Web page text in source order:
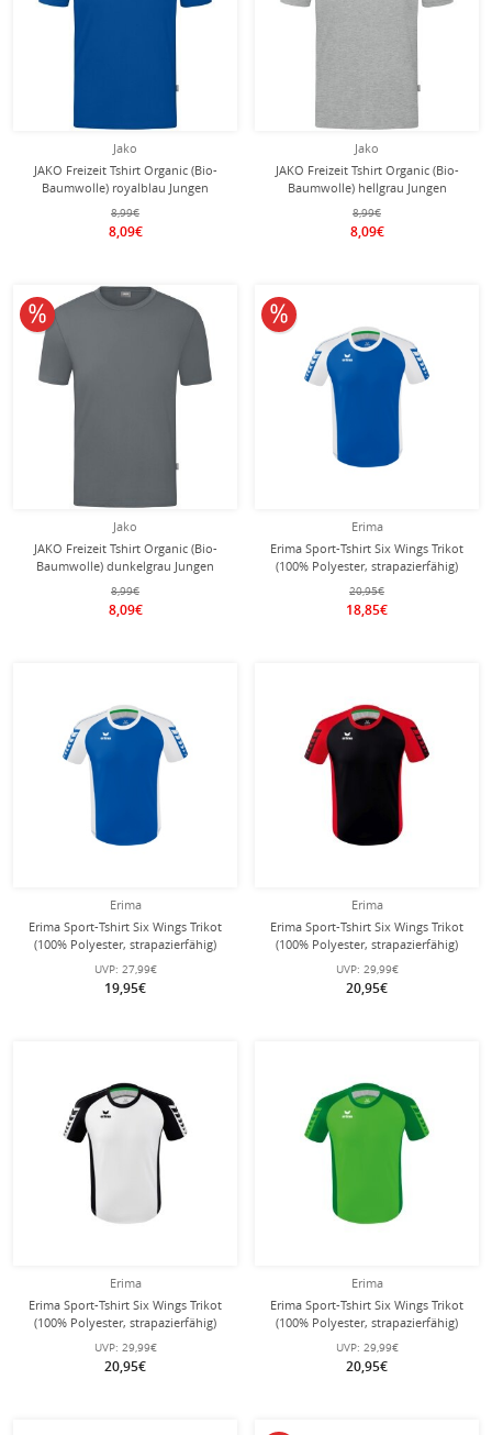
Jako
JAKO Freizeit Tshirt Organic (Bio-
Baumwolle) royalblau Jungen
8,99€
8,09€
Jako
JAKO Freizeit Tshirt Organic (Bio-
Baumwolle) hellgrau Jungen
8,99€
8,09€
Jako
JAKO Freizeit Tshirt Organic (Bio-
Baumwolle) dunkelgrau Jungen
8,99€
8,09€
10% reduziert
Erima
Erima Sport-Tshirt Six Wings Trikot
(100% Polyester, strapazierfähig)
royalblau/weiss Herren
20,95€
18,85€
10% reduziert
Erima
Erima Sport-Tshirt Six Wings Trikot
(100% Polyester, strapazierfähig)
royalblau/weiss Kinder
UVP: 27,99€
19,95€
Erima
Erima Sport-Tshirt Six Wings Trikot
(100% Polyester, strapazierfähig)
schwarz/rot Herren
UVP: 29,99€
20,95€
Erima
Erima Sport-Tshirt Six Wings Trikot
(100% Polyester, strapazierfähig)
weiss/schwarz Herren
UVP: 29,99€
20,95€
Erima
Erima Sport-Tshirt Six Wings Trikot
(100% Polyester, strapazierfähig)
grün/smaragd Herren
UVP: 29,99€
20,95€